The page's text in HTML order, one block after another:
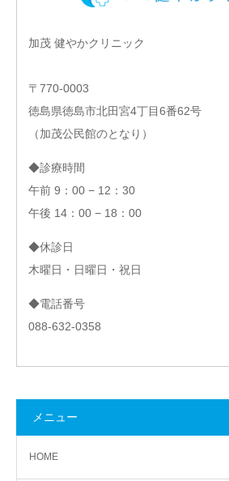
加茂 健やかクリニック
〒770-0003
徳島県徳島市北田宮4丁目6番62号
（加茂公民館のとなり）
◆診療時間
午前 9：00 − 12：30
午後 14：00 − 18：00
◆休診日
木曜日・日曜日・祝日
◆電話番号
088-632-0358
メニュー
HOME